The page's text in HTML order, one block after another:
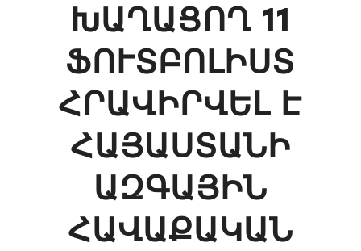
ԽԱՂԱՑՈՂ 11
ՖՈՒՏԲՈԼԻՍՏ
ՀՐԱՎԻՐՎԵԼ Է
ՀԱՅԱՍՏԱՆԻ
ԱԶԳԱՅԻՆ
ՀԱՎԱՔԱԿԱՆ